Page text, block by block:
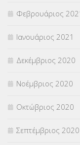
Φεβρουάριος
Ιανουάριος 2021
Δεκέμβριος 2020
Νοέμβριος 2020
Οκτώβριος 2020
Σεπτέμβριος 2020